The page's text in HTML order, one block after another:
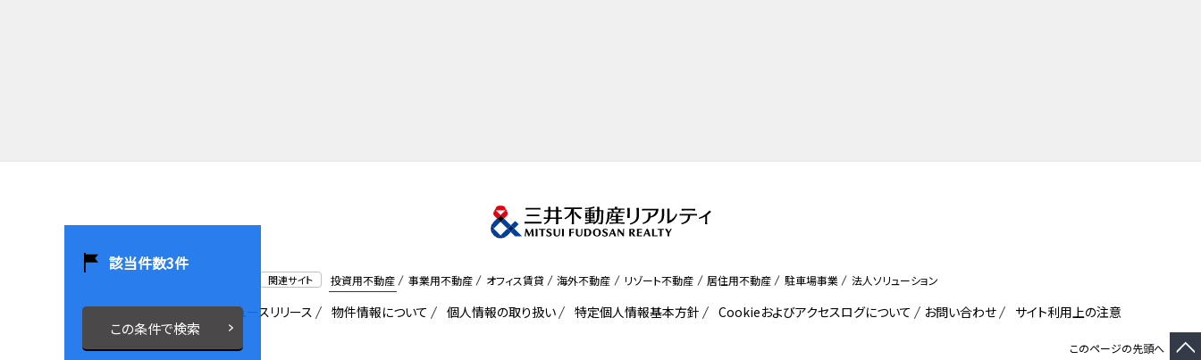
該当件数3件
この条件で検索
このページの先頭へ
関連サイト 投資用不動産 事業用不動産 オフィス賃貸 海外不動産 リゾート不動産 居住用不動産 駐車場事業 法人ソリューション
会社概要 採用情報 ニュースリリース 物件情報について 個人情報の取り扱い 特定個人情報基本方針 Cookieおよびアクセスログについて お問い合わせ サイト利用上の注意